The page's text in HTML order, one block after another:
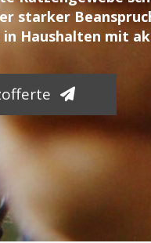
starker
in Haushalten mit